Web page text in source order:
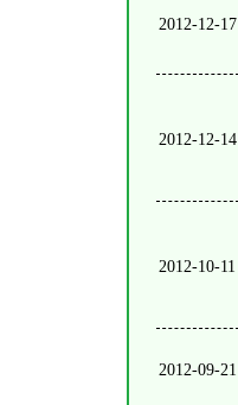
2012-12-17
2012-12-14
2012-10-11
2012-09-21